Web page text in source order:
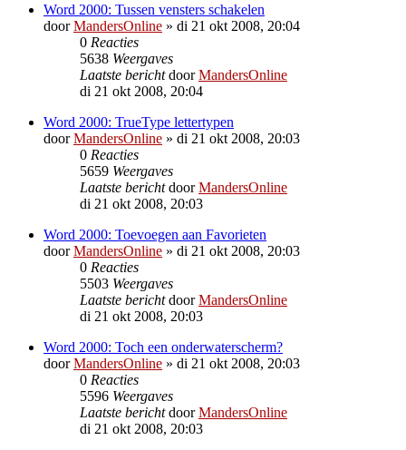
Word 2000: Tussen vensters schakelen
doorMandersOnline » di 21 okt 2008, 20:04
0 Reacties
5638 Weergaves
Laatste berichtdoorMandersOnline
di 21 okt 2008, 20:04
Word 2000: TrueType lettertypen
doorMandersOnline » di 21 okt 2008, 20:03
0 Reacties
5659 Weergaves
Laatste berichtdoorMandersOnline
di 21 okt 2008, 20:03
Word 2000: Toevoegen aan Favorieten
doorMandersOnline » di 21 okt 2008, 20:03
0 Reacties
5503 Weergaves
Laatste berichtdoorMandersOnline
di 21 okt 2008, 20:03
Word 2000: Toch een onderwaterscherm?
doorMandersOnline » di 21 okt 2008, 20:03
0 Reacties
5596 Weergaves
Laatste berichtdoorMandersOnline
di 21 okt 2008, 20:03